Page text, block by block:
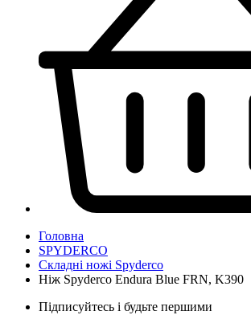
Головна
SPYDERCO
Складні ножі Spyderco
Ніж Spyderco Endura Blue FRN, K390
Підписуйтесь і будьте першими